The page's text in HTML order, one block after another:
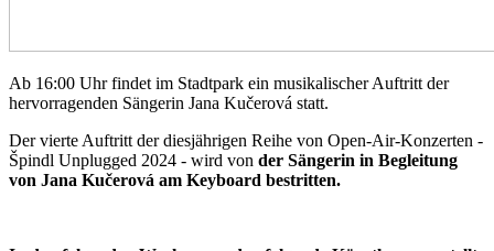
Ab 16:00 Uhr findet im Stadtpark ein musikalischer Auftritt der
hervorragenden Sängerin Jana Kučerová statt.
Der vierte Auftritt der diesjährigen Reihe von Open-Air-Konzerten -
Špindl Unplugged 2024 - wird von der Sängerin in Begleitung
von Jana Kučerová am Keyboard bestritten.